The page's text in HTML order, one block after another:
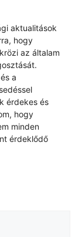
aktualitások
hogy
az általam
a
érdekes és
hogy
minden
érdeklődő